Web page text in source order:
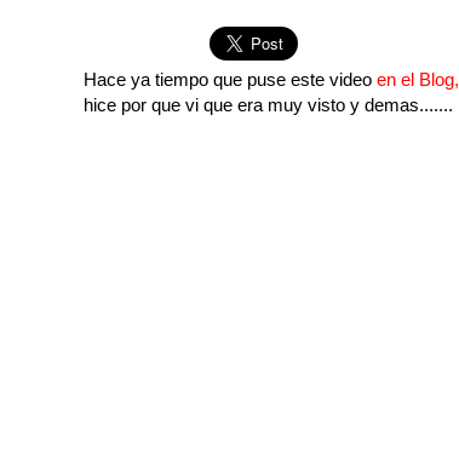
Hace ya tiempo que puse este video en el Blog,
hice por que vi que era muy visto y demas.......